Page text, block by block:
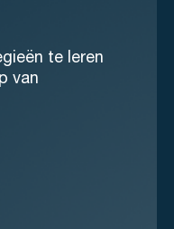
te leren
van